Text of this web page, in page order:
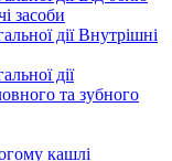
засоби
дії Внутрішні
дії
та зубного
кашлі